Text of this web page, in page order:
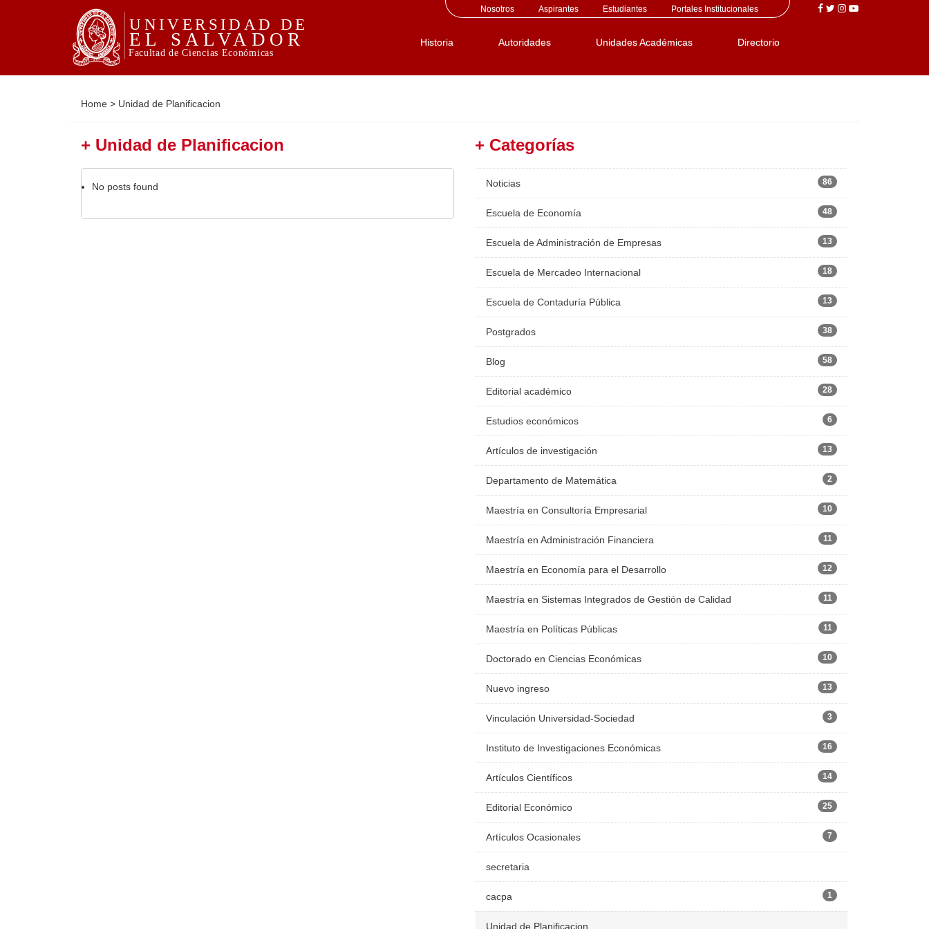
Nosotros Aspirantes Estudiantes Portales Institucionales
Historia Autoridades Unidades Académicas Directorio
Home > Unidad de Planificacion
+ Unidad de Planificacion
No posts found
+ Categorías
Noticias 86
Escuela de Economía 48
Escuela de Administración de Empresas 13
Escuela de Mercadeo Internacional 18
Escuela de Contaduría Pública 13
Postgrados 38
Blog 58
Editorial académico 28
Estudios económicos 6
Artículos de investigación 13
Departamento de Matemática 2
Maestría en Consultoría Empresarial 10
Maestría en Administración Financiera 11
Maestría en Economía para el Desarrollo 12
Maestría en Sistemas Integrados de Gestión de Calidad 11
Maestría en Políticas Públicas 11
Doctorado en Ciencias Económicas 10
Nuevo ingreso 13
Vinculación Universidad-Sociedad 3
Instituto de Investigaciones Económicas 16
Artículos Científicos 14
Editorial Económico 25
Artículos Ocasionales 7
secretaria
cacpa 1
Unidad de Planificacion